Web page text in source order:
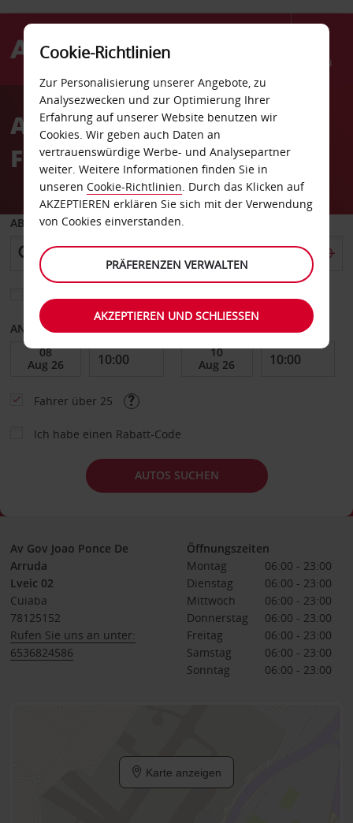
Menü
AvisAutovermietung Cuiabá
Flughafen
ABHOLEN VON
ANFANGSDATUM
Fahrer über 25
Ich habe einen Rabatt-Code
AUTOS SUCHEN
Av Gov Joao Ponce De
Arruda
Lveic 02
Cuiaba
78125152
Rufen Sie uns an unter:
6536824586
Öffnungszeiten
Montag
06:00 - 23:00
Dienstag
06:00 - 23:00
Mittwoch
06:00 - 23:00
Donnerstag
06:00 - 23:00
Freitag
06:00 - 23:00
Samstag
06:00 - 23:00
Sonntag
06:00 - 23:00
Karte anzeigen
Cookie-Richtlinien
Zur Personalisierung unserer Angebote, zu
Analysezwecken und zur Optimierung Ihrer
Erfahrung auf unserer Website benutzen wir
Cookies. Wir geben auch Daten an
vertrauenswürdige Werbe- und Analysepartner
weiter. Weitere Informationen finden Sie in
unseren Cookie-Richtlinien. Durch das Klicken auf
AKZEPTIEREN erklären Sie sich mit der Verwendung
von Cookies einverstanden.
PRÄFERENZEN VERWALTEN
AKZEPTIEREN UND SCHLIESSEN